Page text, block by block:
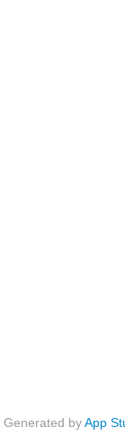
Generated byApp